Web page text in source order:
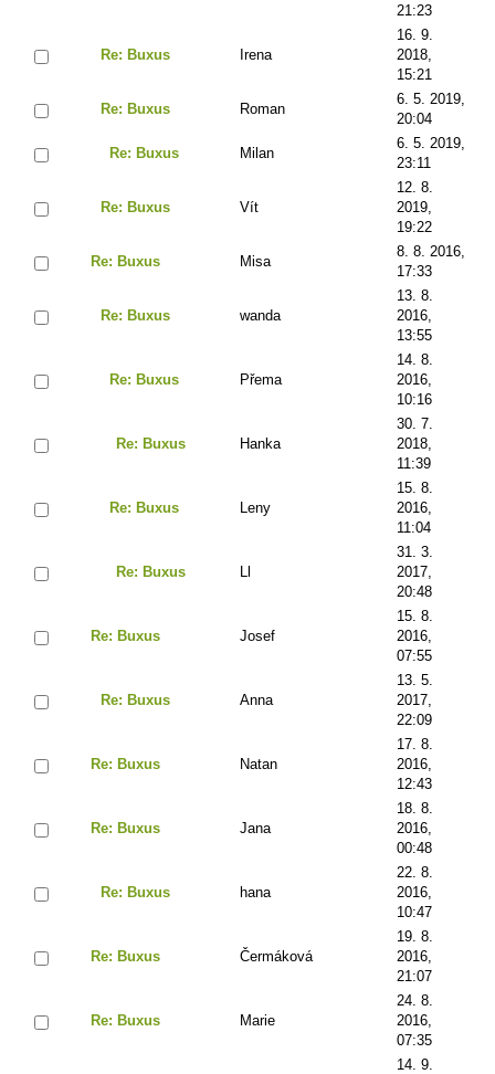
21:23
Re: Buxus Irena
16. 9.
2018,
15:21
Re: Buxus Roman
6. 5. 2019,
20:04
Re: Buxus Milan
6. 5. 2019,
23:11
Re: Buxus Vít
12. 8.
2019,
19:22
Re: Buxus Misa
8. 8. 2016,
17:33
Re: Buxus wanda
13. 8.
2016,
13:55
Re: Buxus Přema
14. 8.
2016,
10:16
Re: Buxus Hanka
30. 7.
2018,
11:39
Re: Buxus Leny
15. 8.
2016,
11:04
Re: Buxus
31. 3.
2017,
20:48
Re: Buxus Josef
15. 8.
2016,
07:55
Re: Buxus Anna
13. 5.
2017,
22:09
Re: Buxus Natan
17. 8.
2016,
12:43
Re: Buxus Jana
18. 8.
2016,
00:48
Re: Buxus hana
22. 8.
2016,
10:47
Re: Buxus Čermáková
19. 8.
2016,
21:07
Re: Buxus Marie
24. 8.
2016,
07:35
14. 9.